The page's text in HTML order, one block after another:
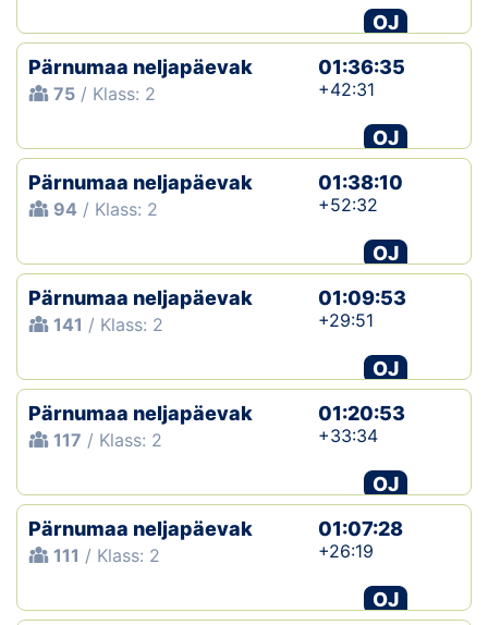
OJ
Pärnumaa neljapäevak
75 / Klass: 2
01:36:35
+42:31
OJ
Pärnumaa neljapäevak
94 / Klass: 2
01:38:10
+52:32
OJ
Pärnumaa neljapäevak
141 / Klass: 2
01:09:53
+29:51
OJ
Pärnumaa neljapäevak
117 / Klass: 2
01:20:53
+33:34
OJ
Pärnumaa neljapäevak
111 / Klass: 2
01:07:28
+26:19
OJ